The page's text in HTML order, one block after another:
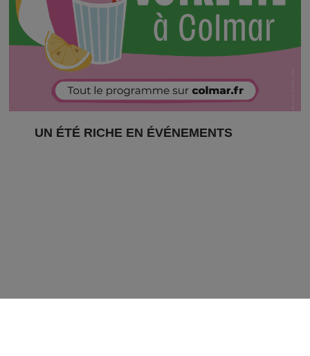
UN ÉTÉ RICHE EN ÉVÉNEMENTS